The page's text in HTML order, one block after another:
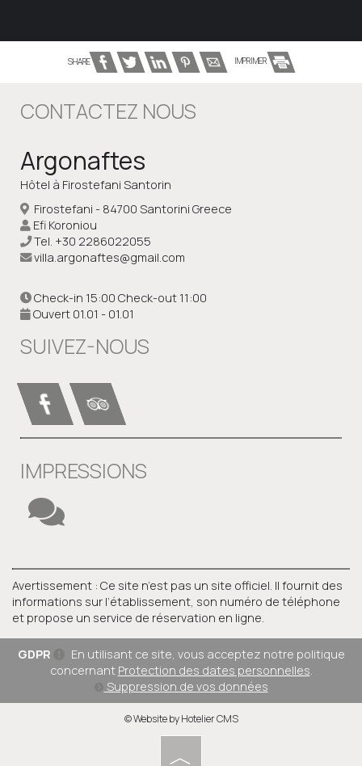
SHARE IMPRIMER
CONTACTEZ NOUS
Argonaftes
Hôtel à Firostefani Santorin
Firostefani - 84700 Santorini Greece
Efi Koroniou
Tel. +30 2286022055
villa.argonaftes@gmail.com
Check-in 15:00 Check-out 11:00
Ouvert 01.01 - 01.01
SUIVEZ-NOUS
IMPRESSIONS
Avertissement : Ce site n’est pas un site officiel. Il fournit des
informations sur l’établissement, son numéro de téléphone
et propose un service de réservation en ligne.
GDPR
En utilisant ce site, vous acceptez notre politique
concernant Protection des dates personnelles
Suppression de vos données
© Website by Hotelier CMS
︿